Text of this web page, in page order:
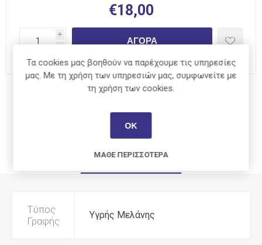
€18,00
i
ΑΓΟΡΆ
ΧΑΡΑΚΤΗΡΙΣΤΙΚΆ
Τύπος
Γραφής
Υγρής Μελάνης
Τα cookies μας βοηθούν να παρέχουμε τις υπηρεσίες
μας. Με τη χρήση των υπηρεσιών μας, συμφωνείτε με
τη χρήση των cookies.
ΟΚ
ΜΆΘΕ ΠΕΡΙΣΣΌΤΕΡΑ